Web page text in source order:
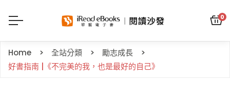
0
Home 全站分類
勵志成長
好書指南 |《不完美的我，也是最好的自己》